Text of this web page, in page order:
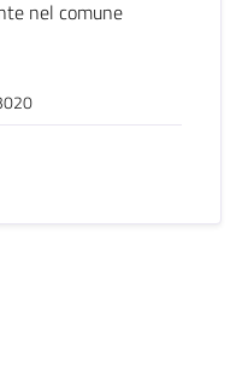
nel comune